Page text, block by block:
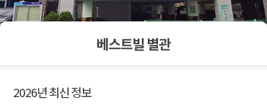
베스트빌 별관
2026년 최신 정보